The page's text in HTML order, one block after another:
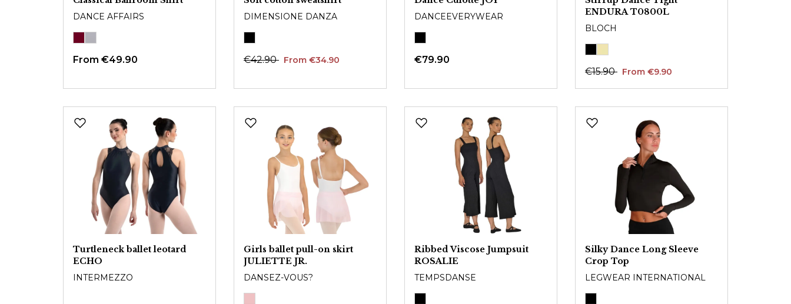
DANCE AFFAIRS
From €49.90
DIMENSIONE DANZA
€42.90 From €34.90
DANCEEVERYWEAR
€79.90
ENDURA T0800L
BLOCH
€15.90 From €9.90
Turtleneck ballet leotard
ECHO
INTERMEZZO
Girls ballet pull-on skirt
JULIETTE JR.
DANSEZ-VOUS?
Ribbed Viscose Jumpsuit
ROSALIE
TEMPSDANSE
Silky Dance Long Sleeve
Crop Top
LEGWEAR INTERNATIONAL